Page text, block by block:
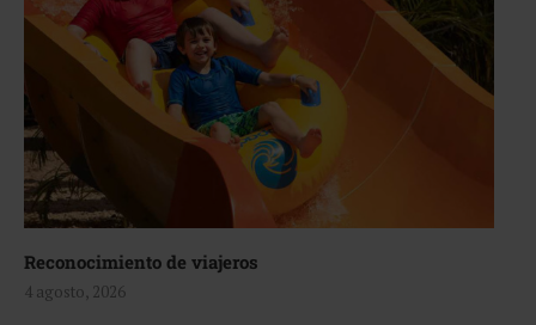
Reconocimiento de viajeros
4 agosto, 2026